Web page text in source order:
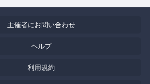
主催者にお問い合わせ
ヘルプ
利用規約